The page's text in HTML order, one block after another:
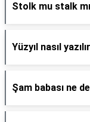
Stolk mu stalk
Yüzyıl nasıl
Şam babası ne